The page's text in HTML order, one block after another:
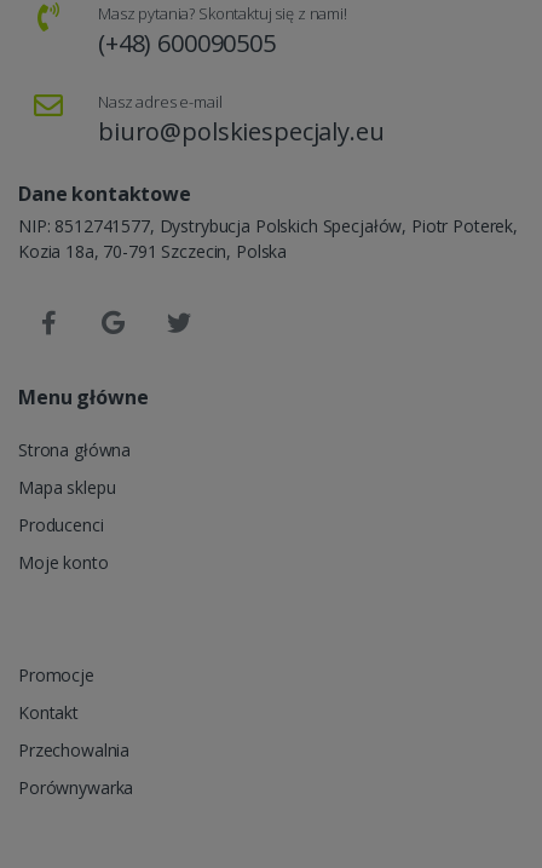
Masz pytania? Skontaktuj się z nami!
(+48) 600090505
Nasz adres e-mail
biuro@polskiespecjaly.eu
Dane kontaktowe
NIP: 8512741577, Dystrybucja Polskich Specjałów, Piotr Poterek,
Kozia 18a, 70-791 Szczecin, Polska
Menu główne
Strona główna
Mapa sklepu
Producenci
Moje konto
Promocje
Kontakt
Przechowalnia
Porównywarka